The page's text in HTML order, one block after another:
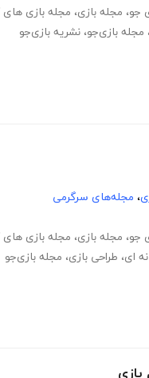
جو، مجله بازی، مجله بازی های
مجله بازی‌جو، نشریه بازی‌جو
، مجله‌های سرگرمی
جو، مجله بازی، مجله بازی های
ای، طراحی بازی، مجله بازی‌جو